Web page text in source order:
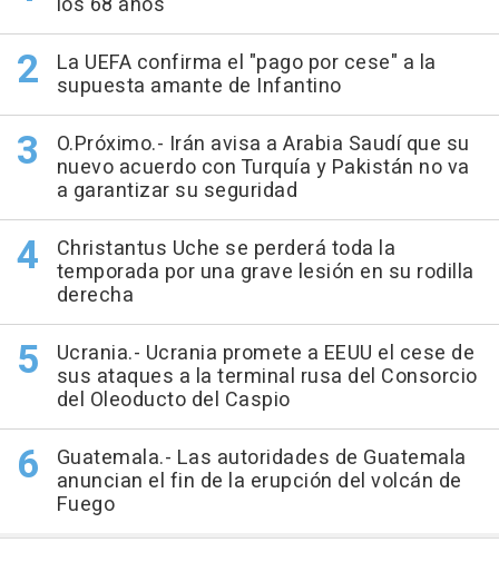
La UEFA confirma el "pago por cese" a la
supuesta amante de Infantino
O.Próximo.- Irán avisa a Arabia Saudí que su
nuevo acuerdo con Turquía y Pakistán no va
a garantizar su seguridad
Christantus Uche se perderá toda la
temporada por una grave lesión en su rodilla
derecha
Ucrania.- Ucrania promete a EEUU el cese de
sus ataques a la terminal rusa del Consorcio
del Oleoducto del Caspio
Guatemala.- Las autoridades de Guatemala
anuncian el fin de la erupción del volcán de
Fuego